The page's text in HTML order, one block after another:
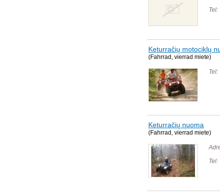
Tel:
Keturračių motociklų
(Fahrrad, vierrad miete)
Tel:
Keturračių nuoma
(Fahrrad, vierrad miete)
Tel: